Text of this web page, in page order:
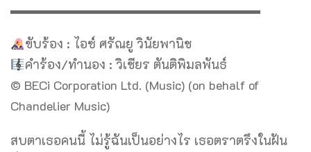
▬▬▬▬▬▬▬▬▬▬▬▬▬▬▬▬▬▬▬▬
ขับร้อง : ไอซ์ ศรัณยู วินัยพานิช
คำร้อง/ทำนอง : วิเชียร ตันติพิมลพันธ์
© BECi Corporation Ltd. (Music) (on behalf of
Chandelier Music)
สบตาเธอคนนี้ ไม่รู้ฉันเป็นอย่างไร เธอตราตรึงในฝัน